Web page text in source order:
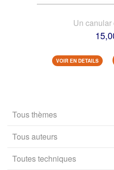
Un
VOIR EN DETAILS